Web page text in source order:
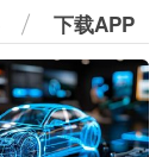
下载APP